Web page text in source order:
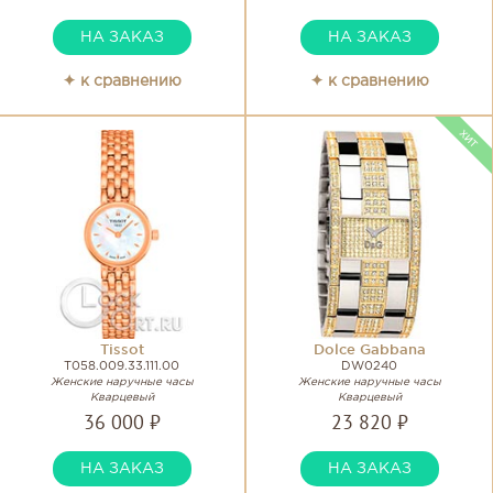
НА ЗАКАЗ
✦ к сравнению
НА ЗАКАЗ
✦ к сравнению
Tissot
T058.009.33.111.00
Женские наручные часы
Кварцевый
36 000 ₽
НА ЗАКАЗ
Dolce Gabbana
DW0240
Женские наручные часы
Кварцевый
23 820 ₽
НА ЗАКАЗ